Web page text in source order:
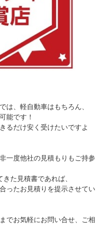
は、軽自動車はもちろん、
能です！
るだけ安く受けたいですよ
一度他社の見積もりもご持参
た見積書であれば、
ったお見積りを提示させてい
でお気軽にお問い合せ、ご相